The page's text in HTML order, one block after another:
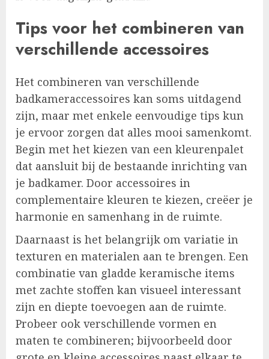
Tips voor het combineren van
verschillende accessoires
Het combineren van verschillende
badkameraccessoires kan soms uitdagend
zijn, maar met enkele eenvoudige tips kun
je ervoor zorgen dat alles mooi samenkomt.
Begin met het kiezen van een kleurenpalet
dat aansluit bij de bestaande inrichting van
je badkamer. Door accessoires in
complementaire kleuren te kiezen, creëer je
harmonie en samenhang in de ruimte.
Daarnaast is het belangrijk om variatie in
texturen en materialen aan te brengen. Een
combinatie van gladde keramische items
met zachte stoffen kan visueel interessant
zijn en diepte toevoegen aan de ruimte.
Probeer ook verschillende vormen en
maten te combineren; bijvoorbeeld door